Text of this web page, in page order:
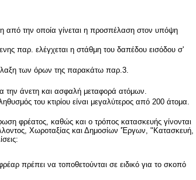
από την οποία γίνεται η προσπέλαση στον υπόψη
παρ. ελέγχεται η στάθμη του δαπέδου εισόδου σ'
των όρων της παρακάτω παρ.3.
την άνετη και ασφαλή μεταφορά ατόμων.
του κτιρίου είναι μεγαλύτερος από 200 άτομα.
φρέατος, καθώς και ο τρόπος κατασκευής γίνονται
Χωροταξίας και Δημοσίων 'Έργων, "Κατασκευή,
πρέπει να τοποθετούνται σε ειδικό για το σκοπό